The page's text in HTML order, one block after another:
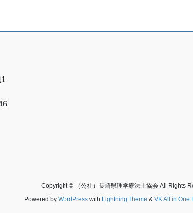
Copyright © （公社）長崎県理学療法士協会 All Rights
Powered by WordPresswith Lightning Theme & VK All in One